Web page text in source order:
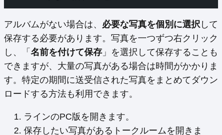
アルバムがない場合は、 必要な写真を個別に選択 して
保存する必要があります。写真を一つずつ右クリック
し、「 名前を付けて保存 」を選択して保存することも
できますが、大量の写真がある場合は時間がかかりま
す。特定の期間に送受信された写真をまとめてダウン
ロードする方法も利用できます。
ラインのPC版を開きます。
保存したい写真があるトークルームを開きま